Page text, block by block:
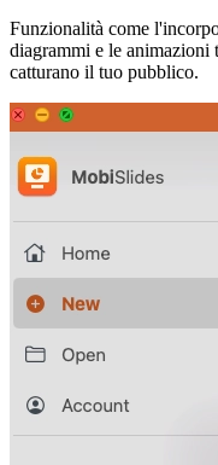
Funzionalità come
diagrammi e le animazioni
catturano il tuo pubblico.